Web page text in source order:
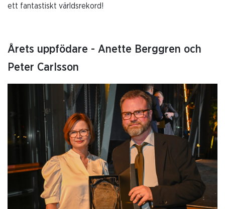
ett fantastiskt världsrekord!
Årets uppfödare - Anette Berggren och
Peter Carlsson